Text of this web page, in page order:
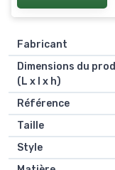
Fabricant
Dimensions du
(L x l x h)
Référence
Taille
Style